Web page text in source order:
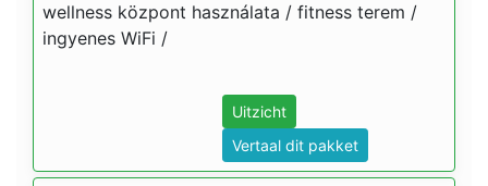
wellness központ használata / fitness terem /
ingyenes WiFi /
Uitzicht
Vertaal dit pakket